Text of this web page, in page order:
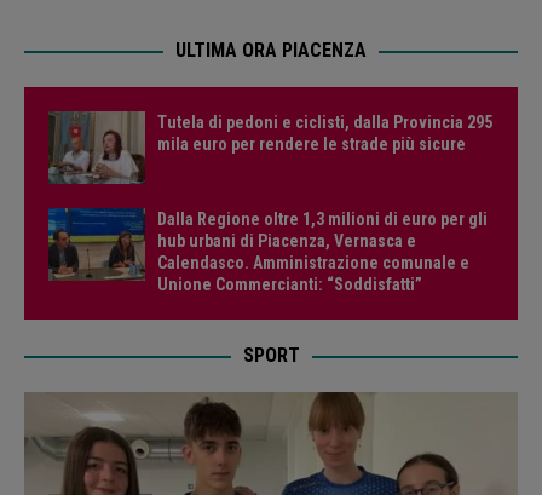
ULTIMA ORA PIACENZA
Tutela di pedoni e ciclisti, dalla Provincia 295
mila euro per rendere le strade più sicure
Dalla Regione oltre 1,3 milioni di euro per gli
hub urbani di Piacenza, Vernasca e
Calendasco. Amministrazione comunale e
Unione Commercianti: “Soddisfatti”
SPORT